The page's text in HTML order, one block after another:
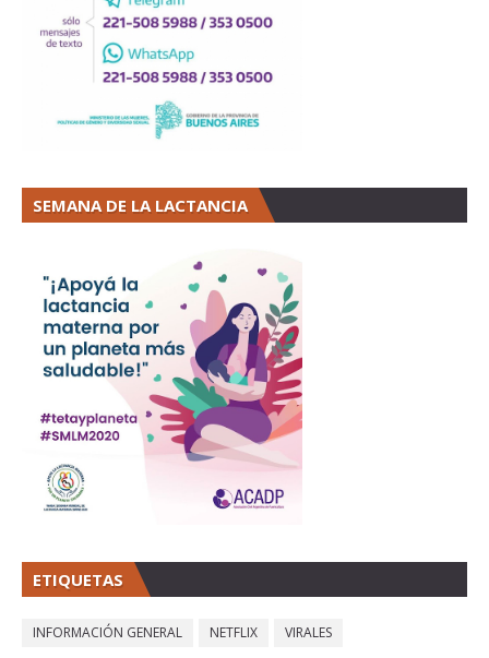
SEMANA DE LA LACTANCIA
ETIQUETAS
INFORMACIÓN GENERAL NETFLIX VIRALES